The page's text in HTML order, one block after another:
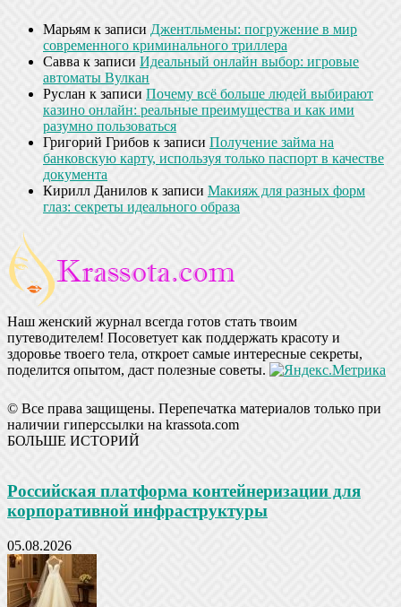
Марьям к записи Джентльмены: погружение в мир
современного криминального триллера
Савва к записи Идеальный онлайн выбор: игровые
автоматы Вулкан
Руслан к записи Почему всё больше людей выбирают
казино онлайн: реальные преимущества и как ими
разумно пользоваться
Григорий Грибов к записи Получение займа на
банковскую карту, используя только паспорт в качестве
документа
Кирилл Данилов к записи Макияж для разных форм
глаз: секреты идеального образа
Наш женский журнал всегда готов стать твоим
путеводителем! Посоветует как поддержать красоту и
здоровье твоего тела, откроет самые интересные секреты,
поделится опытом, даст полезные советы.
© Все права защищены. Перепечатка материалов только при
наличии гиперссылки на krassota.com
БОЛЬШЕ ИСТОРИЙ
Российская платформа контейнеризации для
корпоративной инфраструктуры
05.08.2026